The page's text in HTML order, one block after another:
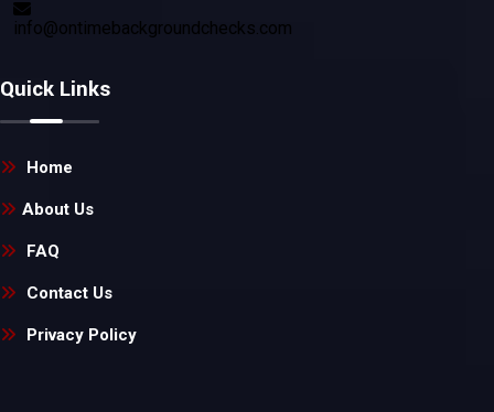
info@ontimebackgroundchecks.com
Quick Links
Home
About Us
FAQ
Contact Us
Privacy Policy